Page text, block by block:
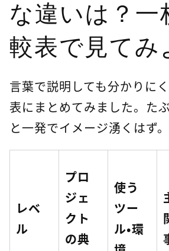
な違いは？一
較表で見てみ
言葉で説明しても分かりにく
表にまとめてみました。た
と一発でイメージ湧くはず。
レベ
ル
プロ
ジェ
クト
の典
使う
ツー
ル・環